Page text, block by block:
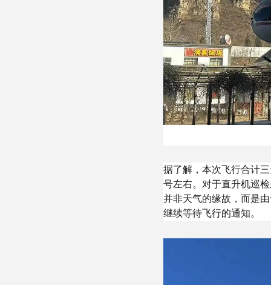
据了解，本次飞行合计
号左右。对于直升机巡
并非天气的缘故，而是
继续等待飞行的通知。